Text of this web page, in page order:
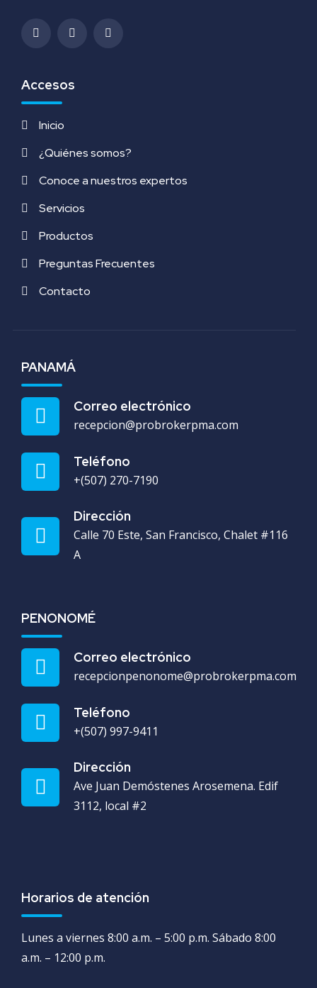
Accesos
Inicio
¿Quiénes somos?
Conoce a nuestros expertos
Servicios
Productos
Preguntas Frecuentes
Contacto
PANAMÁ
Correo electrónico
recepcion@probrokerpma.com
Teléfono
+(507) 270-7190
Dirección
Calle 70 Este, San Francisco, Chalet #116
A
PENONOMÉ
Correo electrónico
recepcionpenonome@probrokerpma.com
Teléfono
+(507) 997-9411
Dirección
Ave Juan Demóstenes Arosemena. Edif
3112, local #2
Horarios de atención
Lunes a viernes 8:00 a.m. – 5:00 p.m. Sábado 8:00
a.m. – 12:00 p.m.